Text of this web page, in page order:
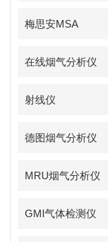
梅思安MSA
在线烟气分析仪
射线仪
德图烟气分析仪
MRU烟气分析仪
GMI气体检测仪